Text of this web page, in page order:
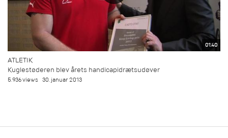
01:40
ATLETIK
Kuglestøderen blev årets handicapidrætsudøver
5.936 views 30. januar 2013